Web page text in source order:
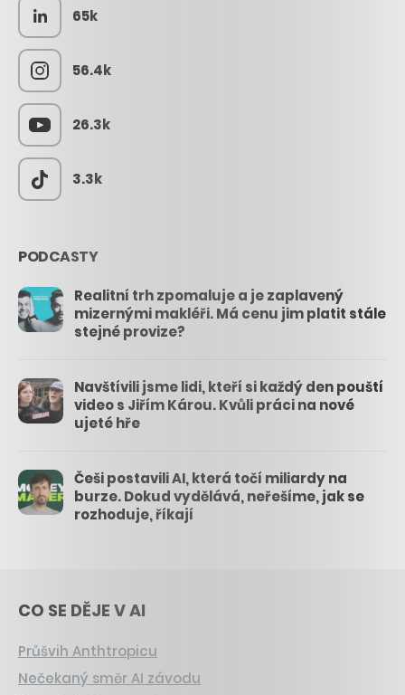
65k
56.4k
26.3k
3.3k
PODCASTY
Realitní trh zpomaluje a je zaplavený
mizernými makléři. Má cenu jim platit stále
stejné provize?
Navštívili jsme lidi, kteří si každý den pouští
video s Jiřím Károu. Kvůli práci na nové
ujeté hře
Češi postavili AI, která točí miliardy na
burze. Dokud vydělává, neřešíme, jak se
rozhoduje, říkají
CO SE DĚJE V AI
Průšvih Anthtropicu
Nečekaný směr AI závodu